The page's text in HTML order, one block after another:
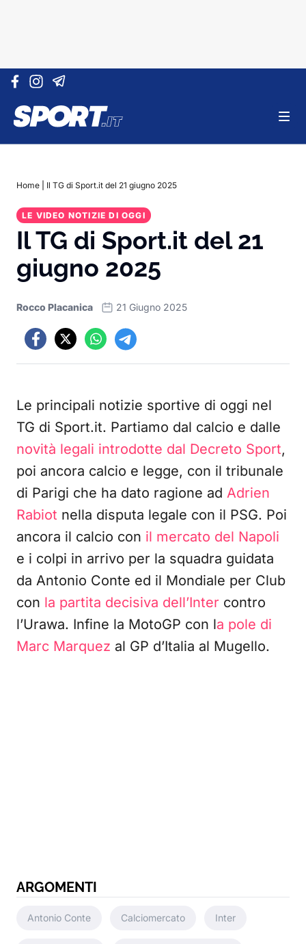
Vai al contenuto
Home Il TG di Sport.it del 21 giugno 2025
LE VIDEO NOTIZIE DI OGGI
Il TG di Sport.it del 21
giugno 2025
Rocco Placanica 21 Giugno 2025
Le principali notizie sportive di oggi nel
TG di Sport.it. Partiamo dal calcio e dalle
novità legali introdotte dal Decreto Sport,
poi ancora calcio e legge, con il tribunale
di Parigi che ha dato ragione ad Adrien
Rabiot nella disputa legale con il PSG. Poi
ancora il calcio con il mercato del Napoli
e i colpi in arrivo per la squadra guidata
da Antonio Conte ed il Mondiale per Club
con la partita decisiva dell’Inter contro
l’Urawa. Infine la MotoGP con la pole di
Marc Marquez al GP d’Italia al Mugello.
ARGOMENTI
Antonio Conte Calciomercato Inter